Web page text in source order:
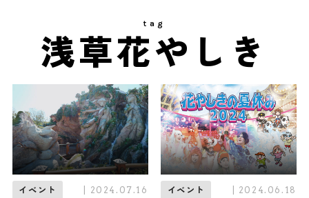
tag
浅草花やしき
イベント | 2024.07.16 イベント | 2024.06.18